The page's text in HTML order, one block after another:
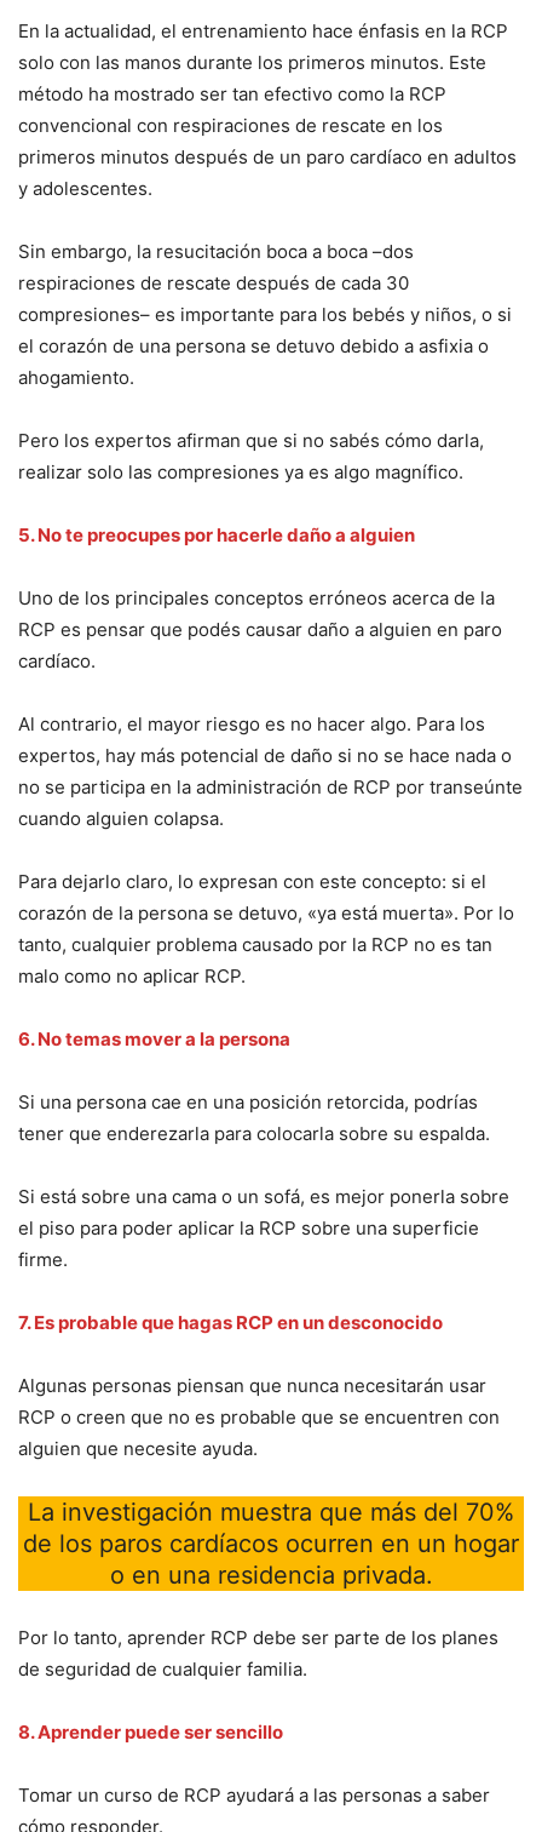
En la actualidad, el entrenamiento hace énfasis en la RCP
solo con las manos durante los primeros minutos. Este
método ha mostrado ser tan efectivo como la RCP
convencional con respiraciones de rescate en los
primeros minutos después de un paro cardíaco en adultos
y adolescentes.
Sin embargo, la resucitación boca a boca –dos
respiraciones de rescate después de cada 30
compresiones– es importante para los bebés y niños, o si
el corazón de una persona se detuvo debido a asfixia o
ahogamiento.
Pero los expertos afirman que si no sabés cómo darla,
realizar solo las compresiones ya es algo magnífico.
5. No te preocupes por hacerle daño a alguien
Uno de los principales conceptos erróneos acerca de la
RCP es pensar que podés causar daño a alguien en paro
cardíaco.
Al contrario, el mayor riesgo es no hacer algo. Para los
expertos, hay más potencial de daño si no se hace nada o
no se participa en la administración de RCP por transeúnte
cuando alguien colapsa.
Para dejarlo claro, lo expresan con este concepto: si el
corazón de la persona se detuvo, «ya está muerta». Por lo
tanto, cualquier problema causado por la RCP no es tan
malo como no aplicar RCP.
6. No temas mover a la persona
Si una persona cae en una posición retorcida, podrías
tener que enderezarla para colocarla sobre su espalda.
Si está sobre una cama o un sofá, es mejor ponerla sobre
el piso para poder aplicar la RCP sobre una superficie
firme.
7. Es probable que hagas RCP en un desconocido
Algunas personas piensan que nunca necesitarán usar
RCP o creen que no es probable que se encuentren con
alguien que necesite ayuda.
La investigación muestra que más del 70%
de los paros cardíacos ocurren en un hogar
o en una residencia privada.
Por lo tanto, aprender RCP debe ser parte de los planes
de seguridad de cualquier familia.
8. Aprender puede ser sencillo
Tomar un curso de RCP ayudará a las personas a saber
cómo responder.